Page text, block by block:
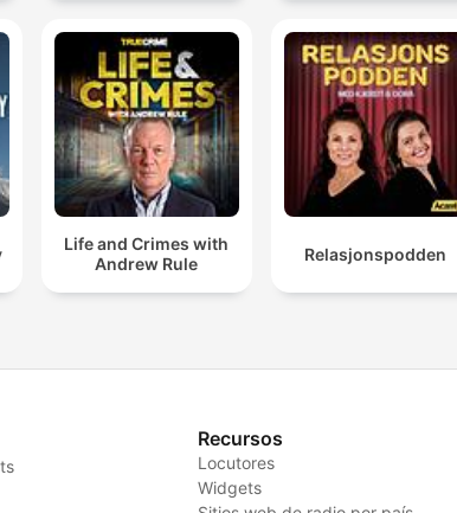
Life and Crimes with
Andrew Rule
Relasjonspodden
Recursos
Locutores
Widgets